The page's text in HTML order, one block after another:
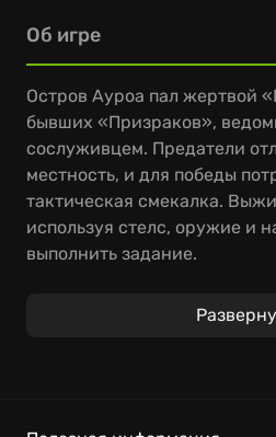
Об игре
Остров Ауроа пал жертвой
бывших «Призраков»,
сослуживцем. Предатели
местность, и для победы
тактическая смекалка.
используя стелс, оружие и
выполнить задание.
В Tom Clancy's Ghost Recon